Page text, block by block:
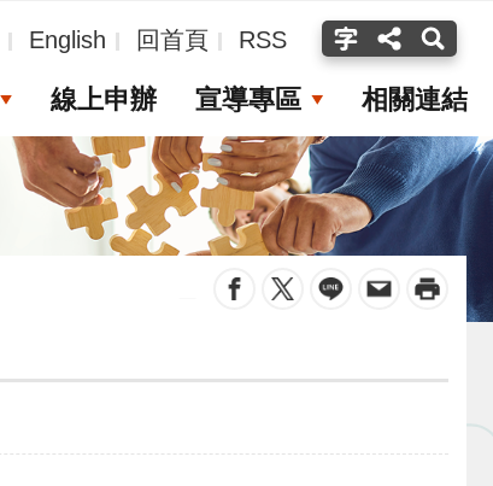
English 回首頁 RSS
線上申辦 宣導專區 相關連結